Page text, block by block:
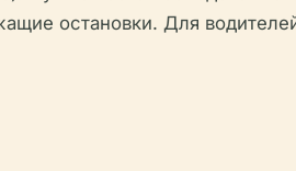
остановки. Для